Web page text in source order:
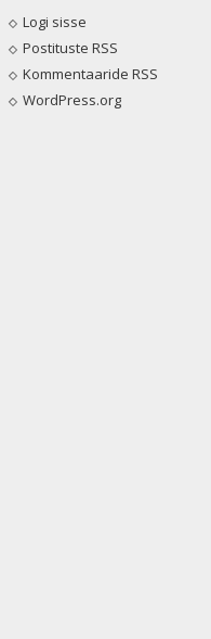
Logi sisse
Postituste RSS
Kommentaaride RSS
WordPress.org